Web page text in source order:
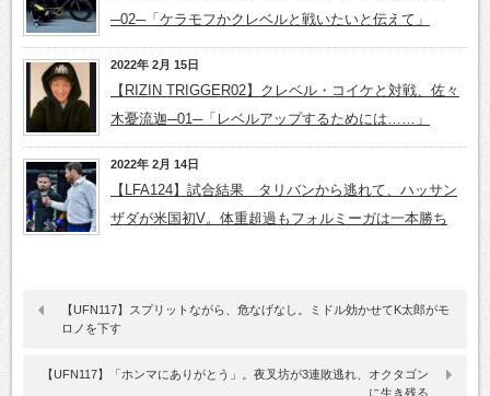
─02─「ケラモフかクレベルと戦いたいと伝えて」
2022年 2月 15日
【RIZIN TRIGGER02】クレベル・コイケと対戦、佐々
木憂流迦─01─「レベルアップするためには……」
2022年 2月 14日
【LFA124】試合結果 タリバンから逃れて、ハッサン
ザダが米国初V。体重超過もフォルミーガは一本勝ち
【UFN117】スプリットながら、危なげなし。ミドル効かせてK太郎がモ
ロノを下す
【UFN117】「ホンマにありがとう」。夜叉坊が3連敗逃れ、オクタゴン
に生き残る